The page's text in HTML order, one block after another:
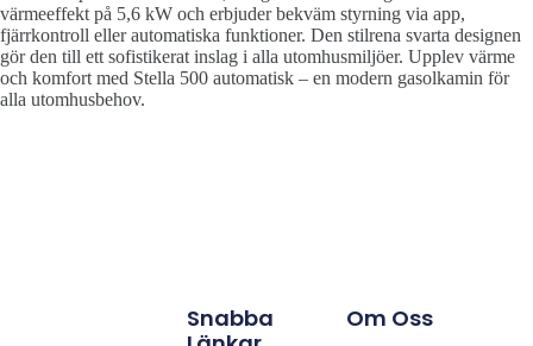
värmeeffekt på 5,6 kW och erbjuder bekväm styrning via app,
fjärrkontroll eller automatiska funktioner. Den stilrena svarta designen
gör den till ett sofistikerat inslag i alla utomhusmiljöer. Upplev värme
och komfort med Stella 500 automatisk – en modern gasolkamin för
alla utomhusbehov.
Om Oss
Snabba